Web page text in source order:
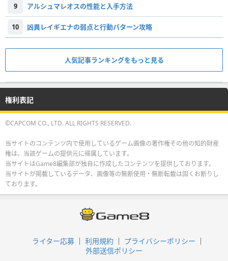
9 アルシュマレオスの性能と入手方法
10 凶異レイギエナの弱点と行動パターン攻略
人気記事ランキングをもっと見る
権利表記
©CAPCOM CO., LTD. ALL RIGHTS RESERVED.
当サイトのコンテンツ内で使用しているゲーム画像の著作権その他の知的財産
権は、当該ゲームの提供元に帰属しています。
当サイトはGame8編集部が独自に作成したコンテンツを提供しております。
当サイトが掲載しているデータ、画像等の無断使用・無断転載は固くお断りし
ております。
ライター応募 利用規約
プライバシーポリシー
外部送信ポリシー